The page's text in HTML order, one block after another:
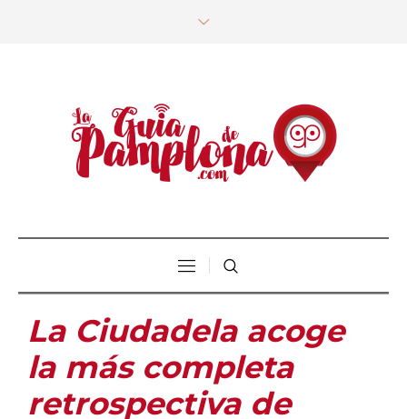
La Ciudadela acoge
la más completa
retrospectiva de